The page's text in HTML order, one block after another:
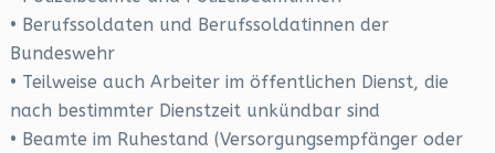
• Berufssoldaten und Berufssoldatinnen der
Bundeswehr
• Teilweise auch Arbeiter im öffentlichen Dienst, die
nach bestimmter Dienstzeit unkündbar sind
• Beamte im Ruhestand (Versorgungsempfänger oder